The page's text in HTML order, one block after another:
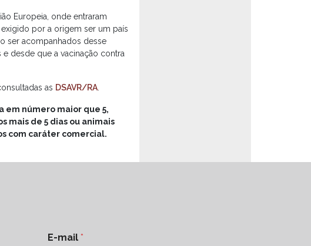
Europeia, onde entraram
por a origem ser um país
ser acompanhados desse
desde que a vacinação contra
as DSAVR/RA
em número maior que 5,
mais de 5 dias ou animais
com caráter comercial.
E-mail*